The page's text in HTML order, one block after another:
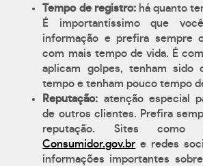
Tempo de registro:há quanto
É importantíssimo que
informação e prefira sempre
com mais tempo de vida. É
aplicam golpes, tenham sido
tempo e tenham pouco tempo
Reputação: atenção especial
de outros clientes. Prefira
reputação. Sites como
Consumidor.gov.br e redes
informações importantes